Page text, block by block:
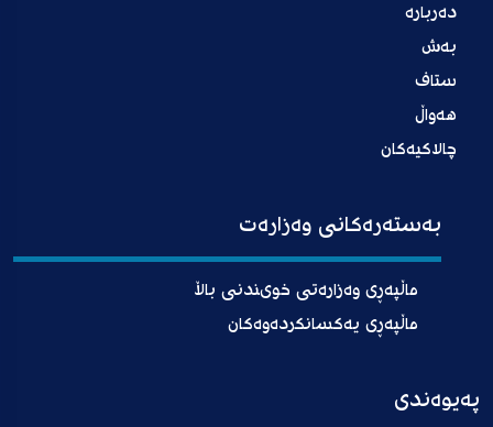
دەربارە
بەش
ستاف
هەواڵ
چالاکیەکان
بەستەرەکانی وەزارەت
ماڵپەڕی وەزارەتی خوىندنی باڵا
ماڵپەڕی یەکسانکردەوەکان
پەیوەندی